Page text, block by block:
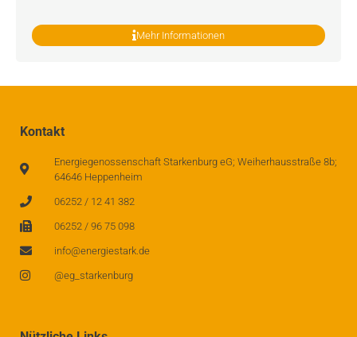
Mehr Informationen
Kontakt
Energiegenossenschaft Starkenburg eG; Weiherhausstraße 8b;
64646 Heppenheim
06252 / 12 41 382
06252 / 96 75 098
info@energiestark.de
@eg_starkenburg